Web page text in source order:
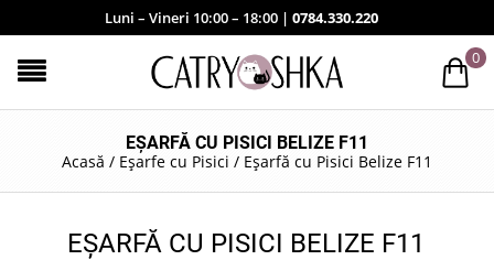
Luni – Vineri 10:00 – 18:00 | 0784.330.220
0
EȘARFĂ CU PISICI BELIZE F11
Acasă / Eșarfe cu Pisici / Eșarfă cu Pisici Belize F11
EȘARFĂ CU PISICI BELIZE F11